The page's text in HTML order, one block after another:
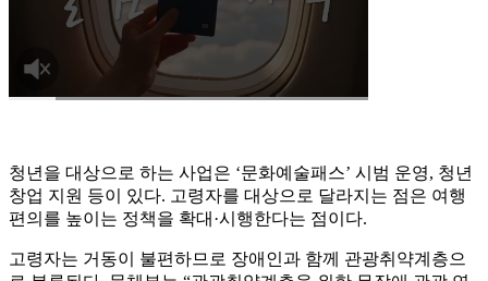
청년을 대상으로 하는 사업은 ‘문화예술패스’ 시범 운영, 청년
창업 지원 등이 있다. 고령자를 대상으로 달라지는 점은 여행
편의를 높이는 정책을 확대·시행한다는 점이다.
고령자는 거동이 불편하므로 장애인과 함께 관광취약계층으